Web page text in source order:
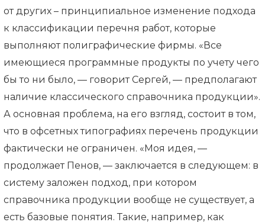
от других – принципиальное изменение подхода
к классификации перечня работ, которые
выполняют полиграфические фирмы. «Все
имеющиеся программные продукты по учету чего
бы то ни было, — говорит Сергей, — предполагают
наличие классического справочника продукции».
А основная проблема, на его взгляд, состоит в том,
что в офсетных типографиях перечень продукции
фактически не ограничен. «Моя идея, —
продолжает Пенов, — заключается в следующем: в
систему заложен подход, при котором
справочника продукции вообще не существует, а
есть базовые понятия. Такие, например, как